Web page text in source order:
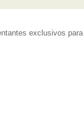
exclusivos